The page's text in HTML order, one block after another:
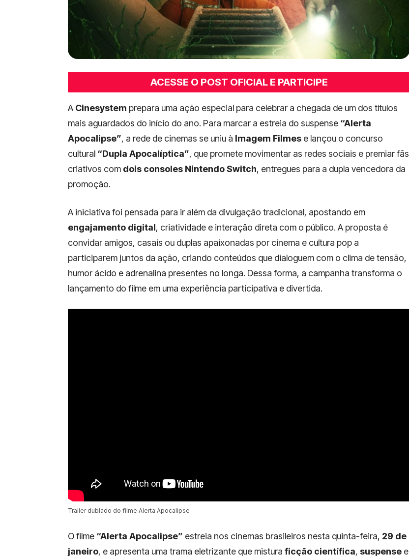
ACESSE O POST OFICIAL E PARTICIPE
A Cinesystem prepara uma ação especial para celebrar a chegada de um dos títulos
mais aguardados do início do ano. Para marcar a estreia do suspense “Alerta
Apocalipse”, a rede de cinemas se uniu à Imagem Filmes e lançou o concurso
cultural “Dupla Apocalíptica”, que promete movimentar as redes sociais e premiar fãs
criativos com dois consoles Nintendo Switch, entregues para a dupla vencedora da
promoção.
A iniciativa foi pensada para ir além da divulgação tradicional, apostando em
engajamento digital, criatividade e interação direta com o público. A proposta é
convidar amigos, casais ou duplas apaixonadas por cinema e cultura pop a
participarem juntos da ação, criando conteúdos que dialoguem com o clima de tensão,
humor ácido e adrenalina presentes no longa. Dessa forma, a campanha transforma o
lançamento do filme em uma experiência participativa e divertida.
Trailer dublado do filme Alerta Apocalipse
O filme “Alerta Apocalipse” estreia nos cinemas brasileiros nesta quinta-feira, 29 de
janeiro, e apresenta uma trama eletrizante que mistura ficção científica, suspense e